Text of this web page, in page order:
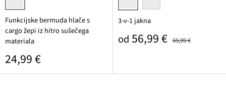
temno modra
Funkcijske bermuda hlače s
cargo žepi iz hitro sušečega
materiala
Običajna cena
24,99 €
rubinastačrna
3-v-1 jakna
Prodajna cena
od 56,99 € 69,99 €